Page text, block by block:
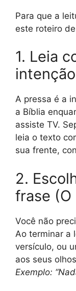
Para que a
este roteiro
1. Leia
intenção
A pressa é a
a Bíblia
assiste TV.
leia o texto
sua frente,
2.
frase (O
Você não
Ao terminar a
versículo, ou
aos seus
Exemplo: